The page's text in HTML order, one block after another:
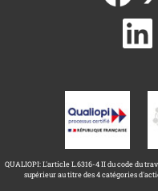
QUALIOPI: L'article L.6316-4 II du code du
supérieur au titre des 4 catégories